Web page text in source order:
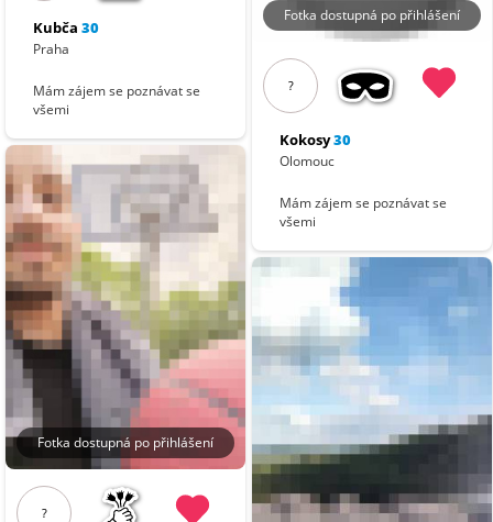
Kubča 30
Praha
Mám zájem se poznávat se
všemi
Fotka dostupná po přihlášení
?
Fotka dostupná po přihlášení
?
Kokosy30
Olomouc
Mám zájem se poznávat se
všemi